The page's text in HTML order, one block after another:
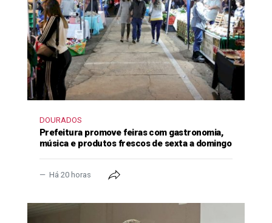
DOURADOS
Prefeitura promove feiras com gastronomia,
música e produtos frescos de sexta a domingo
Há 20 horas